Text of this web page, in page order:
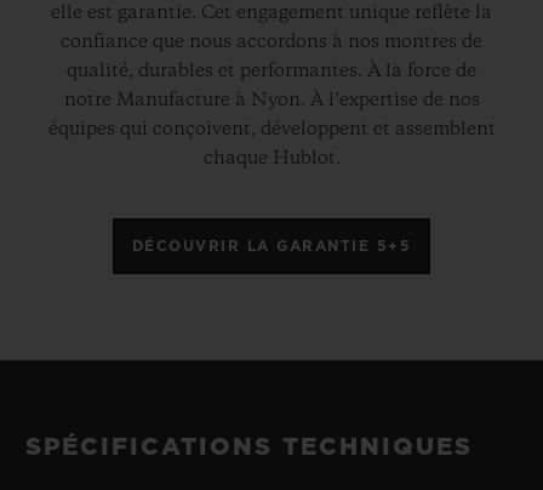
elle est garantie. Cet engagement unique reflète la
confiance que nous accordons à nos montres de
qualité, durables et performantes. À la force de
notre Manufacture à Nyon. À l’expertise de nos
équipes qui conçoivent, développent et assemblent
chaque Hublot.
DÉCOUVRIR LA GARANTIE 5+5
SPÉCIFICATIONS TECHNIQUES